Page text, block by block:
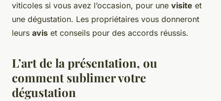
viticoles si vous avez l’occasion, pour une visite et
une dégustation. Les propriétaires vous donneront
leurs avis et conseils pour des accords réussis.
L’art de la présentation, ou
comment sublimer votre
dégustation